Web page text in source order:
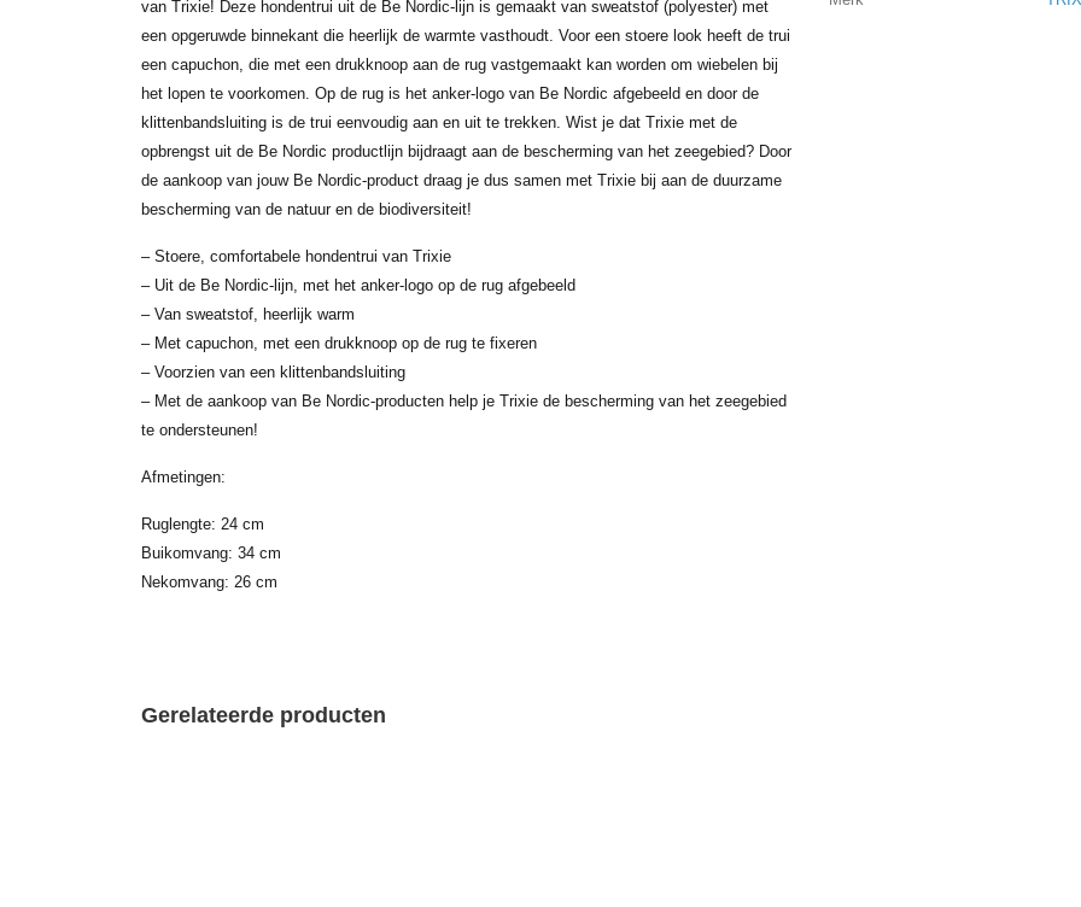
van Trixie! Deze hondentrui uit de Be Nordic-lijn is gemaakt van sweatstof (polyester) met
een opgeruwde binnekant die heerlijk de warmte vasthoudt. Voor een stoere look heeft de trui
een capuchon, die met een drukknoop aan de rug vastgemaakt kan worden om wiebelen bij
het lopen te voorkomen. Op de rug is het anker-logo van Be Nordic afgebeeld en door de
klittenbandsluiting is de trui eenvoudig aan en uit te trekken. Wist je dat Trixie met de
opbrengst uit de Be Nordic productlijn bijdraagt aan de bescherming van het zeegebied? Door
de aankoop van jouw Be Nordic-product draag je dus samen met Trixie bij aan de duurzame
bescherming van de natuur en de biodiversiteit!
– Stoere, comfortabele hondentrui van Trixie
– Uit de Be Nordic-lijn, met het anker-logo op de rug afgebeeld
– Van sweatstof, heerlijk warm
– Met capuchon, met een drukknoop op de rug te fixeren
– Voorzien van een klittenbandsluiting
– Met de aankoop van Be Nordic-producten help je Trixie de bescherming van het zeegebied
te ondersteunen!
Afmetingen:
Ruglengte: 24 cm
Buikomvang: 34 cm
Nekomvang: 26 cm
Gerelateerde producten